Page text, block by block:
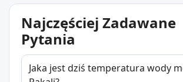
Najczęściej Zadawane
Pytania
Jaka jest dziś temperatura wody